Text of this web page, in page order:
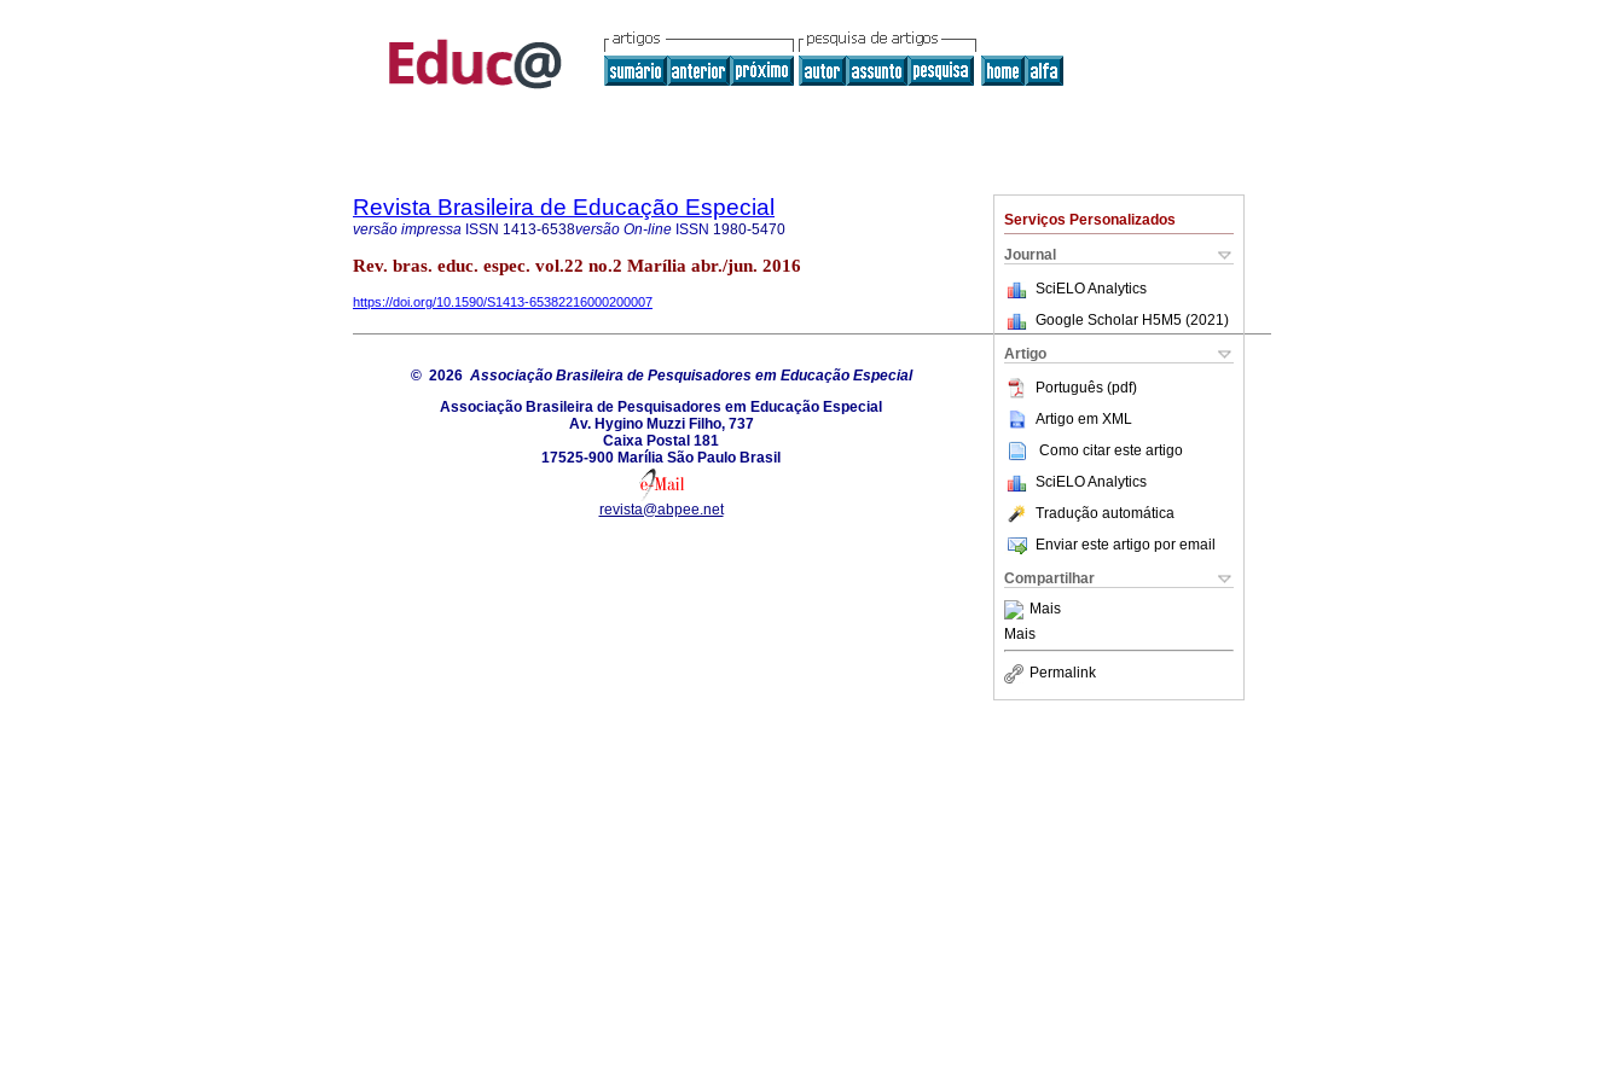
Serviços Personalizados
Journal
SciELO Analytics
Google Scholar H5M5 (2021 )
Artigo
Português (pdf)
Artigo em XML
Como citar este artigo
SciELO Analytics
Tradução automática
Enviar este artigo por email
Compartilhar
Mais
Mais
Permalink
Revista Brasileira de Educação Especial
versão impressa ISSN 1413-6538versão On-line ISSN 1980-5470
Rev. bras. educ. espec. vol.22 no.2 Marília abr./jun. 2016
https://doi.org/10.1590/S1413-65382216000200007
© 2026 Associação Brasileira de Pesquisadores em Educação Especial
Associação Brasileira de Pesquisadores em Educação Especial
Av. Hygino Muzzi Filho, 737
Caixa Postal 181
17525-900 Marília São Paulo Brasil
revista@abpee.net